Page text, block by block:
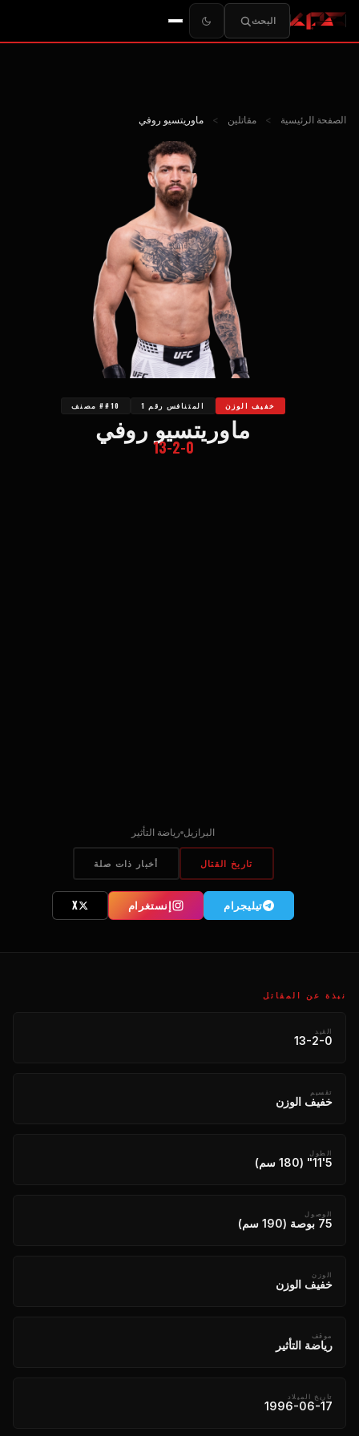
البحث
الصفحة الرئيسية > مقاتلين > ماوريتسيو روفي
خفيف الوزن المتنافس رقم 1 ##10 مصنف
ماوريتسيو روفي
13-2-0
البرازيل رياضة التأثير
تاريخ القتال أخبار ذات صلة
تیلیجرام إنستغرام X
نبذة عن المقاتل
القيد
13-2-0
تقسيم
خفيف الوزن
الطول
5'11" (180 سم)
الوصول
75 بوصة (190 سم)
الوزن
خفيف الوزن
موقف
رياضة التأثير
تاريخ الميلاد
1996-06-17